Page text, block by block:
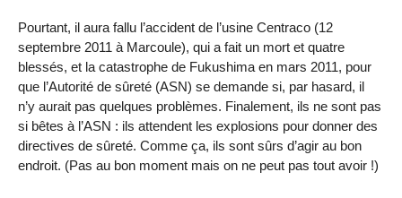
Pourtant, il aura fallu l’accident de l’usine Centraco (12
septembre 2011 à Marcoule), qui a fait un mort et quatre
blessés, et la catastrophe de Fukushima en mars 2011, pour
que l’Autorité de sûreté (ASN) se demande si, par hasard, il
n’y aurait pas quelques problèmes. Finalement, ils ne sont pas
si bêtes à l’ASN : ils attendent les explosions pour donner des
directives de sûreté. Comme ça, ils sont sûrs d’agir au bon
endroit. (Pas au bon moment mais on ne peut pas tout avoir !)